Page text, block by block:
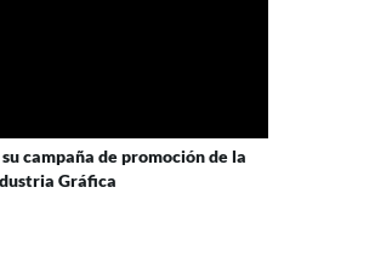
campaña de promoción de la
Gráfica